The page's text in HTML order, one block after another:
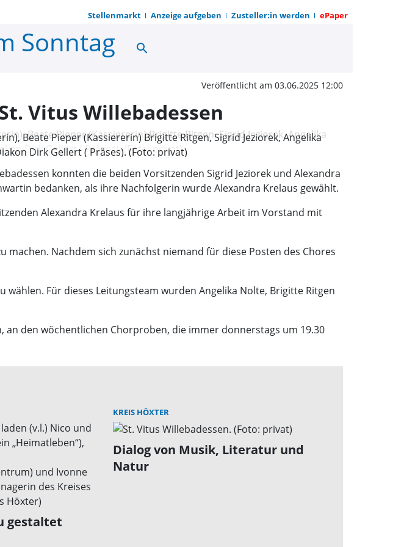
Stellenmarkt Anzeige aufgeben Zusteller:in werden ePaper
Neuer Vorstand beim Frauenchor
search
Veröffentlicht am 03.06.2025 12:00
Vitus Willebadessen
Beate Pieper (Kassiererin) Brigitte Ritgen, Sigrid Jeziorek, Angelika
Dirk Gellert ( Präses). (Foto: privat)
konnten die beiden Vorsitzenden Sigrid Jeziorek und Alexandra
bedanken, als ihre Nachfolgerin wurde Alexandra Krelaus gewählt.
Alexandra Krelaus für ihre langjährige Arbeit im Vorstand mit
Nachdem sich zunächst niemand für diese Posten des Chores
Für dieses Leitungsteam wurden Angelika Nolte, Brigitte Ritgen
an den wöchentlichen Chorproben, die immer donnerstags um 19.30
gestaltet
KREIS HÖXTER
Dialog von Musik, Literatur und
Natur